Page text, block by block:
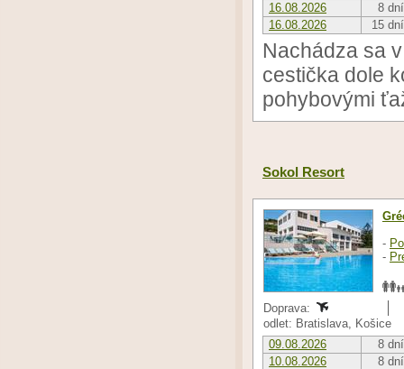
16.08.2026
8 dní
16.08.2026
15 dní
Nachádza sa
cestička dole
pohybovými
Sokol Resort
-
-
Doprava:
odlet: Bratislava, Košice
09.08.2026
8 dní
10.08.2026
8 dní